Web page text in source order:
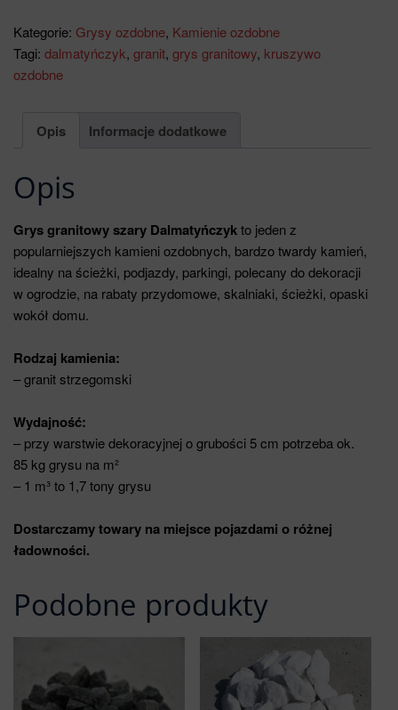
Kategorie: Grysy ozdobne, Kamienie ozdobne
Tagi: dalmatyńczyk, granit, grys granitowy, kruszywo
ozdobne
Opis Informacje dodatkowe
Opis
Grys granitowy szary Dalmatyńczykto jeden z
popularniejszych kamieni ozdobnych, bardzo twardy kamień,
idealny na ścieżki, podjazdy, parkingi, polecany do dekoracji
w ogrodzie, na rabaty przydomowe, skalniaki, ścieżki, opaski
wokół domu.
Rodzaj kamienia:
– granit strzegomski
Wydajność:
– przy warstwie dekoracyjnej o grubości 5 cm potrzeba ok.
85 kg grysu na m²
– 1 m³ to 1,7 tony grysu
Dostarczamy towary na miejsce pojazdami o różnej
ładowności.
Podobne produkty